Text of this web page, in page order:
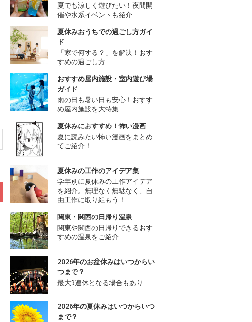
夏でも涼しく遊びたい！夜間開
催や水系イベントも紹介
夏休みおうちでの過ごし方ガイ
ド
「家で何する？」を解決！おす
すめの過ごし方
おすすめ屋内施設・室内遊び場
ガイド
雨の日も暑い日も安心！おすす
め屋内施設を大特集
夏休みにおすすめ！怖い漫画
夏に読みたい怖い漫画をまとめ
てご紹介！
夏休みの工作のアイデア集
学年別に夏休みの工作アイデア
を紹介。無理なく無駄なく、自
由工作に取り組もう！
関東・関西の日帰り温泉
関東や関西の日帰りできるおす
すめの温泉をご紹介
2026年のお盆休みはいつからい
つまで？
最大9連休となる場合もあり
2026年の夏休みはいつからいつ
まで？